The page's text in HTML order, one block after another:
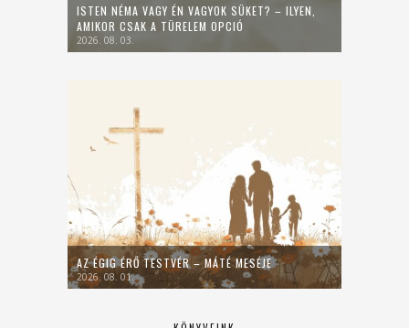
ISTEN NÉMA VAGY ÉN VAGYOK SÜKET? – ILYEN,
AMIKOR CSAK A TÜRELEM OPCIÓ
2026. 08. 03.
AZ ÉGIG ÉRŐ TESTVÉR – MÁTÉ MESÉJE
2026. 08. 01.